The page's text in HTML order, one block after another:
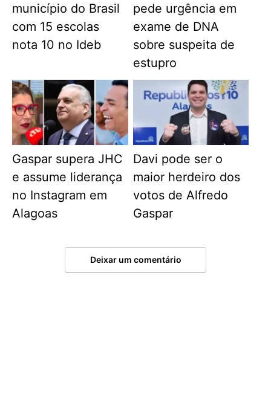
município do Brasil
com 15 escolas
nota 10 no Ideb
pede urgência em
exame de DNA
sobre suspeita de
estupro
Gaspar supera JHC
e assume liderança
no Instagram em
Alagoas
Davi pode ser o
maior herdeiro dos
votos de Alfredo
Gaspar
Deixar um comentário